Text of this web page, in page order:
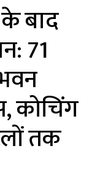
बाद
71
कोचिंग
तक